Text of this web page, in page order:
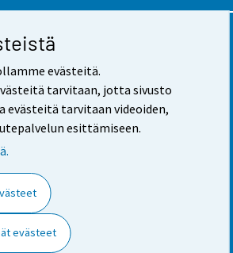
evästeitä.
tarvitaan, jotta sivusto
evästeitä tarvitaan videoiden,
esittämiseen.
evästeet